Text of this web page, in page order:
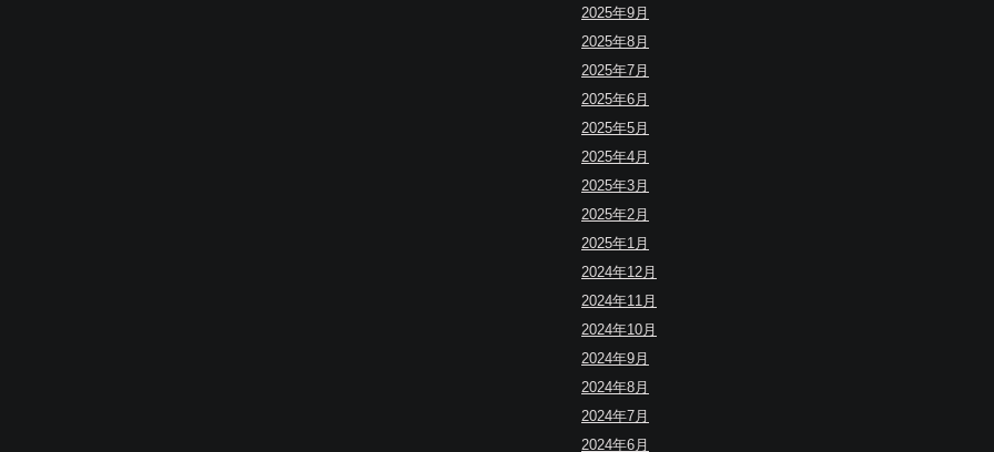
2025年9月
2025年8月
2025年7月
2025年6月
2025年5月
2025年4月
2025年3月
2025年2月
2025年1月
2024年12月
2024年11月
2024年10月
2024年9月
2024年8月
2024年7月
2024年6月